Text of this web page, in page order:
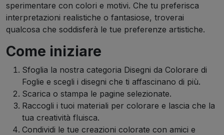
sperimentare con colori e motivi. Che tu preferisca
interpretazioni realistiche o fantasiose, troverai
qualcosa che soddisferà le tue preferenze artistiche.
Come iniziare
Sfoglia la nostra categoria Disegni da Colorare di
Foglie e scegli i disegni che ti affascinano di più.
Scarica o stampa le pagine selezionate.
Raccogli i tuoi materiali per colorare e lascia che la
tua creatività fluisca.
Condividi le tue creazioni colorate con amici e